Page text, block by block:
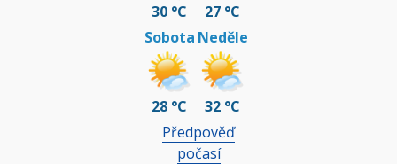
30 °C
27 °C
Sobota
28 °C
Neděle
32 °C
Předpověď
počasí